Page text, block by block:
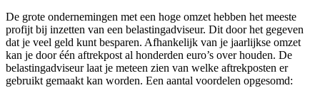
De grote ondernemingen met een hoge omzet hebben het meeste
profijt bij inzetten van een belastingadviseur. Dit door het gegeven
dat je veel geld kunt besparen. Afhankelijk van je jaarlijkse omzet
kan je door één aftrekpost al honderden euro’s over houden. De
belastingadviseur laat je meteen zien van welke aftrekposten er
gebruikt gemaakt kan worden. Een aantal voordelen opgesomd: